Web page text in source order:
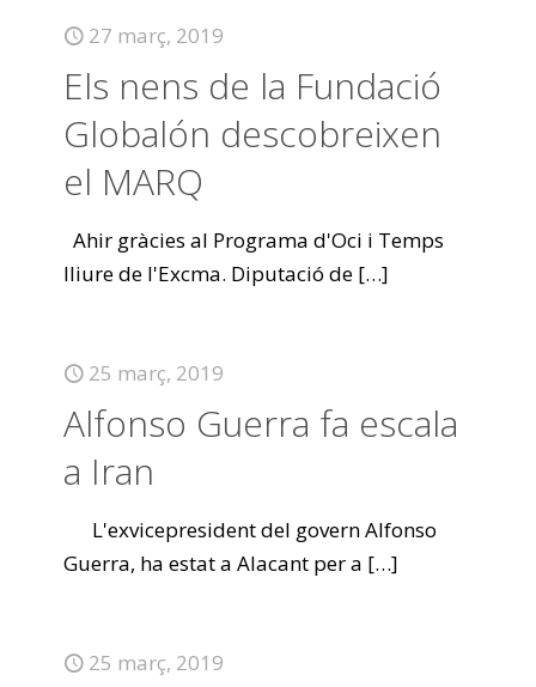
27 març, 2019
Els nens de la Fundació
Globalón descobreixen
el MARQ
Ahir gràcies al Programa d'Oci i Temps
lliure de l'Excma. Diputació de […]
25 març, 2019
Alfonso Guerra fa escala
a Iran
L'exvicepresident del govern Alfonso
Guerra, ha estat a Alacant per a […]
25 març, 2019